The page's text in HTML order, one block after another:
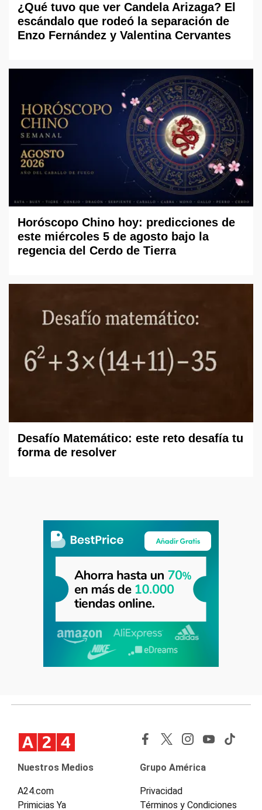
¿Qué tuvo que ver Candela Arizaga? El
escándalo que rodeó la separación de
Enzo Fernández y Valentina Cervantes
Horóscopo Chino hoy: predicciones de
este miércoles 5 de agosto bajo la
regencia del Cerdo de Tierra
Desafío Matemático: este reto desafía tu
forma de resolver
Nuestros Medios
A24.com
Primicias Ya
Grupo América
Privacidad
Términos y Condiciones